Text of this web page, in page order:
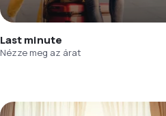
Last minute
Nézze meg az árat